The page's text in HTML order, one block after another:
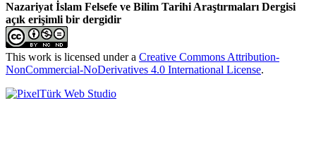
Nazariyat İslam Felsefe ve Bilim Tarihi Araştırmaları Dergisi
açık erişimli bir dergidir
This work is licensed under a Creative Commons Attribution-
NonCommercial-NoDerivatives 4.0 International License.